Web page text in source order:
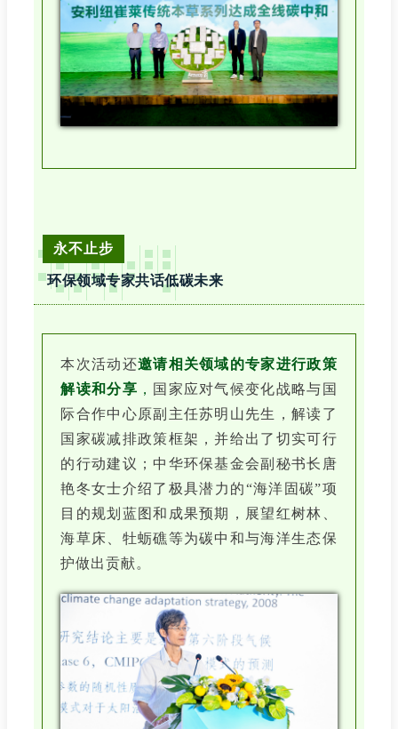
永不止步
环保领域专家共话低碳未来
本次活动还邀请相关领域的专家进行政策
解读和分享 ，
国家应对气候变化战略与国
际合作中心原副主任苏明山先生，解读了
国家碳减排政策框架，并给出了切实可行
的行动建议；中华环保基金会副秘书长唐
艳冬女士介绍了极具潜力的“海洋固碳”项
目的规划蓝图和成果预期，展望红树林、
海草床、牡蛎礁等为碳中和与海洋生态保
护做出贡献。